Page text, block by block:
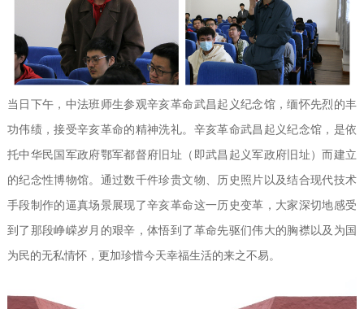
当日下午，中法班师生参观辛亥革命武昌起义纪念馆，缅怀先烈的丰
功伟绩，接受辛亥革命的精神洗礼。辛亥革命武昌起义纪念馆，是依
托中华民国军政府鄂军都督府旧址（即武昌起义军政府旧址）而建立
的纪念性博物馆。通过数千件珍贵文物、历史照片以及结合现代技术
手段制作的逼真场景展现了辛亥革命这一历史变革，大家深切地感受
到了那段峥嵘岁月的艰辛，体悟到了革命先驱们伟大的胸襟以及为国
为民的无私情怀，更加珍惜今天幸福生活的来之不易。